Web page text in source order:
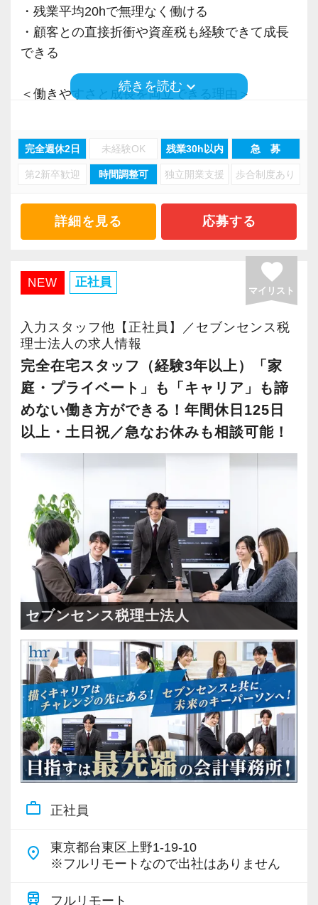
・残業平均20hで無理なく働ける
・顧客との直接折衝や資産税も経験できて成長
できる
＜働きやすさと成長を両立できる理由＞
・分業体制で業務負担を軽減
・顧客対応や提案業務に集中可能
・資産税や相続など専門性の高い案件あり
・経験値が自然と積み上がる環境
・有給取得率90％以上
・繁忙期も月30～40h程度
・男性の育休取得率100％
・テレワーク導入済み
・全席デュアルモニタ完備
＜幅広い経験・成長環境＞
・9割が紹介の安定基盤
・個人～大企業まで幅広く経験可能
・税務顧問＋資産税に関与
・相続／事業承継／M&Aにも対応
＜成長中の税理士法人＞
・全国14拠点で事業展開
・従業員240名以上に拡大
・会計・税務・財務・労務まで対応
・専門家が在籍しワンストップ支援
＜学びを後押し＞
・書籍購入費／研修費は全額会社負担
・隔月で税法・実務の学習会あり
・資格取得を目指す社員が多数
＜募集の背景＞
・組織力強化に向けた採用
続きを読むkeyboard_arrow_down
完全週休2日 未経験OK 残業30h以内 急 募
第2新卒歓迎 時間調整可 独立開業支援 歩合制度あり
詳細を見る 応募する
NEW 正社員 favorite
マイリスト
入力スタッフ他【正社員】／セブンセンス税
理士法人の求人情報
完全在宅スタッフ（経験3年以上）「家
庭・プライベート」も「キャリア」も諦
めない働き方ができる！年間休日125日
以上・土日祝／急なお休みも相談可能！
セブンセンス税理士法人
work_outline 正社員
place
東京都台東区上野1-19-10
※フルリモートなので出社はありません
train フルリモート